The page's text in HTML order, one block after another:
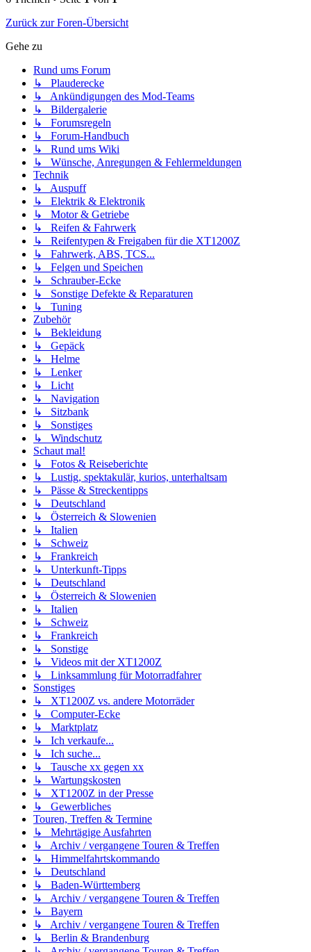
Zurück zur Foren-Übersicht
Gehe zu
Rund ums Forum
↳ Plauderecke
↳ Ankündigungen des Mod-Teams
↳ Bildergalerie
↳ Forumsregeln
↳ Forum-Handbuch
↳ Rund ums Wiki
↳ Wünsche, Anregungen & Fehlermeldungen
Technik
↳ Auspuff
↳ Elektrik & Elektronik
↳ Motor & Getriebe
↳ Reifen & Fahrwerk
↳ Reifentypen & Freigaben für die XT1200Z
↳ Fahrwerk, ABS, TCS...
↳ Felgen und Speichen
↳ Schrauber-Ecke
↳ Sonstige Defekte & Reparaturen
↳ Tuning
Zubehör
↳ Bekleidung
↳ Gepäck
↳ Helme
↳ Lenker
↳ Licht
↳ Navigation
↳ Sitzbank
↳ Sonstiges
↳ Windschutz
Schaut mal!
↳ Fotos & Reiseberichte
↳ Lustig, spektakulär, kurios, unterhaltsam
↳ Pässe & Streckentipps
↳ Deutschland
↳ Österreich & Slowenien
↳ Italien
↳ Schweiz
↳ Frankreich
↳ Unterkunft-Tipps
↳ Deutschland
↳ Österreich & Slowenien
↳ Italien
↳ Schweiz
↳ Frankreich
↳ Sonstige
↳ Videos mit der XT1200Z
↳ Linksammlung für Motorradfahrer
Sonstiges
↳ XT1200Z vs. andere Motorräder
↳ Computer-Ecke
↳ Marktplatz
↳ Ich verkaufe...
↳ Ich suche...
↳ Tausche xx gegen xx
↳ Wartungskosten
↳ XT1200Z in der Presse
↳ Gewerbliches
Touren, Treffen & Termine
↳ Mehrtägige Ausfahrten
↳ Archiv / vergangene Touren & Treffen
↳ Himmelfahrtskommando
↳ Deutschland
↳ Baden-Württemberg
↳ Archiv / vergangene Touren & Treffen
↳ Bayern
↳ Archiv / vergangene Touren & Treffen
↳ Berlin & Brandenburg